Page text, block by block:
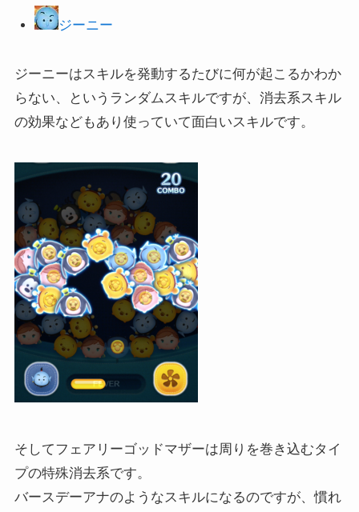
ジーニー
ジーニーはスキルを発動するたびに何が起こるかわか
らない、というランダムスキルですが、消去系スキル
の効果などもあり使っていて面白いスキルです。
そしてフェアリーゴッドマザーは周りを巻き込むタイ
プの特殊消去系です。
バースデーアナのようなスキルになるのですが、慣れ